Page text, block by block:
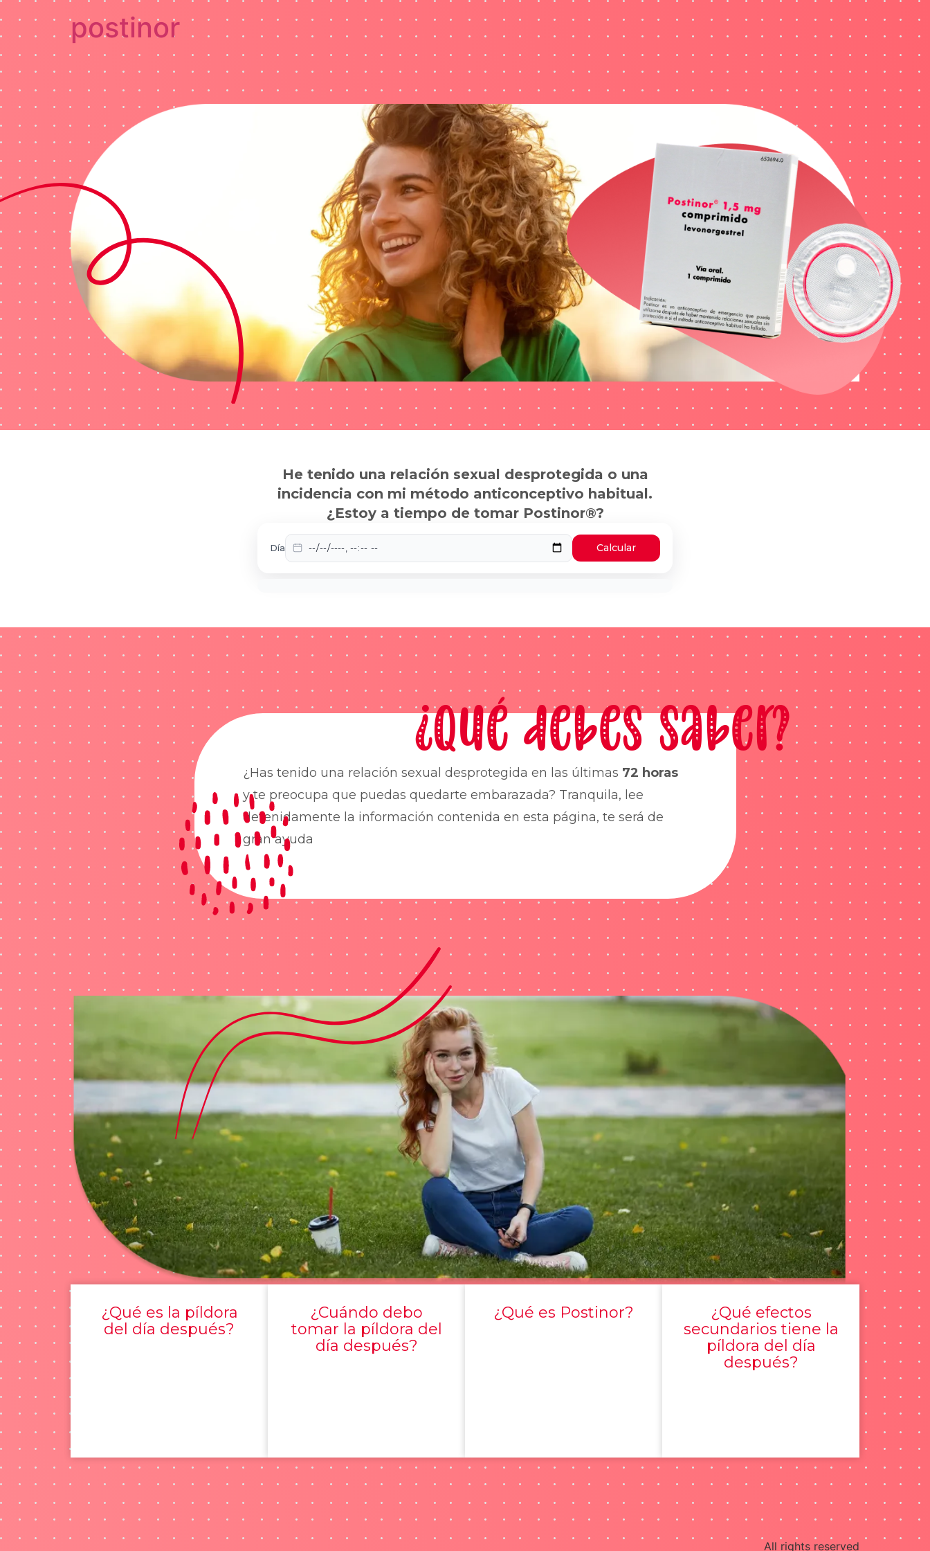
postinor
He tenido una relación sexual desprotegida o una
incidencia con mi método anticonceptivo habitual.
¿Estoy a tiempo de tomar Postinor®?
Día Calcular
¿Qué debes saber?
¿Has tenido una relación sexual desprotegida en las últimas 72 horas
y te preocupa que puedas quedarte embarazada? Tranquila, lee
detenidamente la información contenida en esta página, te será de
gran ayuda
¿Qué es la píldora
del día después?
¿Cuándo debo
tomar la píldora del
día después?
¿Qué es Postinor?
¿Qué efectos
secundarios tiene la
píldora del día
después?
All rights reserved